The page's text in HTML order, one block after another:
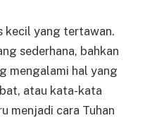
kecil yang tertawan.
sederhana, bahkan
mengalami hal yang
atau kata-kata
menjadi cara Tuhan